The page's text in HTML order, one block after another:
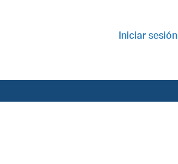
Iniciar sesión